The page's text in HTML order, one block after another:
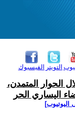
الفيسبوك التويتر
الحوار المتمدن،
اليساري الحر
اليوتيوب]